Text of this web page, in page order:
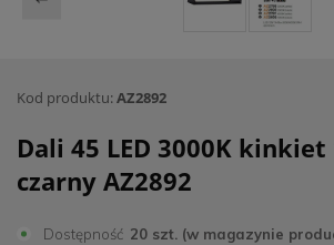
Kod produktu:AZ2892
Dali 45 LED 3000K
czarny AZ2892
Dostępność 20 szt. (w magazynie